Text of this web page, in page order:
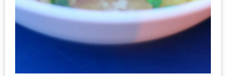
CART
CHECKOUT